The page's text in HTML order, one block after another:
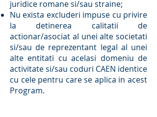
juridice romane si/sau straine;
Nu exista excluderi impuse cu privire
la detinerea calitatii de
actionar/asociat al unei alte societati
si/sau de reprezentant legal al unei
alte entitati cu acelasi domeniu de
activitate si/sau coduri CAEN identice
cu cele pentru care se aplica in acest
Program.